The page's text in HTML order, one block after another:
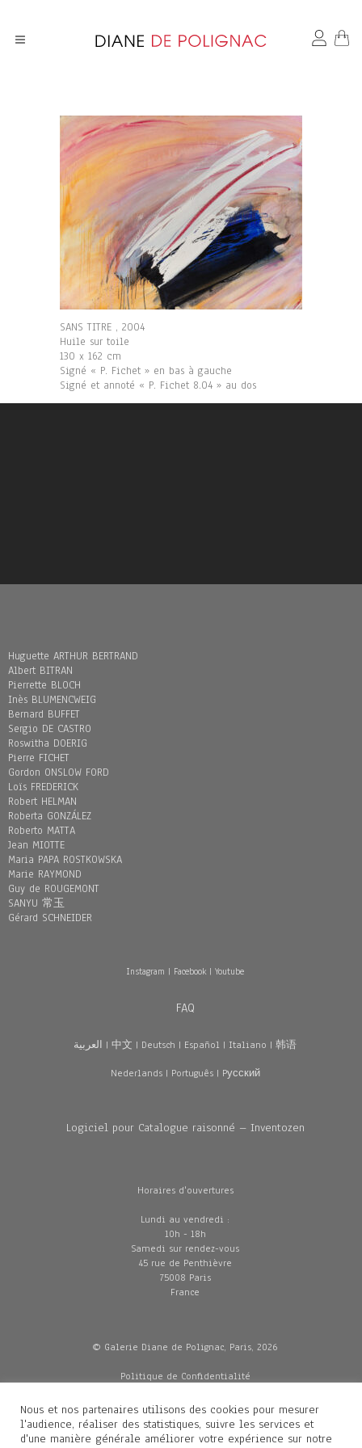
SANS TITRE , 2004
Huile sur toile
130 x 162 cm
Signé « P. Fichet » en bas à gauche
Signé et annoté « P. Fichet 8.04 » au dos
Huguette ARTHUR BERTRAND
Albert BITRAN
Pierrette BLOCH
Inès BLUMENCWEIG
Bernard BUFFET
Sergio DE CASTRO
Roswitha DOERIG
Pierre FICHET
Gordon ONSLOW FORD
Loïs FREDERICK
Robert HELMAN
Roberta GONZÁLEZ
Roberto MATTA
Jean MIOTTE
Maria PAPA ROSTKOWSKA
Marie RAYMOND
Guy de ROUGEMONT
SANYU 常玉
Gérard SCHNEIDER
Instagram | Facebook| Youtube
FAQ
العربية | 中文 | Deutsch | Español | Italiano | 韩语
Nederlands| Português| Pусский
Logiciel pour Catalogue raisonné – Inventozen
Horaires d'ouvertures
Lundi au vendredi :
10h - 18h
Samedi sur rendez-vous
45 rue de Penthièvre
75008 Paris
France
© Galerie Diane de Polignac, Paris, 2026
Politique de Confidentialité
Mentions légales
Livraisons
Nous et nos partenaires utilisons des cookies pour mesurer
l'audience, réaliser des statistiques, suivre les services et
d'une manière générale améliorer votre expérience sur notre